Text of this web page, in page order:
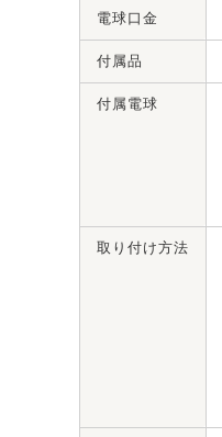
電球口金
付属品
付属電球
取り付け方法